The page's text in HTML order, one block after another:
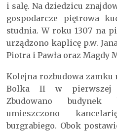
i salę. Na dziedzicu
gospodarcze piętrowa
studnia. W roku 1307 na
urządzono kaplicę p.w.
Piotra i Pawła oraz Magdy
Kolejna rozbudowa zamku
Bolka II w pierwszej
Zbudowano
umieszczono
burgrabiego. Obok